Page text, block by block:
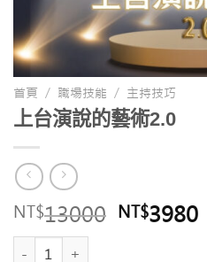
首頁 / 職場技能 / 主持技巧
上台演說的藝術2.0
NT$13000 NT$3980